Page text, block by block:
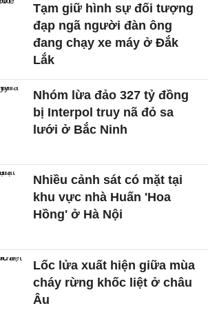
Tạm giữ hình sự đối tượng
đạp ngã người đàn ông
đang chạy xe máy ở Đắk
Lắk
Nhóm lừa đảo 327 tỷ đồng
bị Interpol truy nã đỏ sa
lưới ở Bắc Ninh
Nhiều cảnh sát có mặt tại
khu vực nhà Huấn 'Hoa
Hồng' ở Hà Nội
Lốc lửa xuất hiện giữa mùa
cháy rừng khốc liệt ở châu
Âu